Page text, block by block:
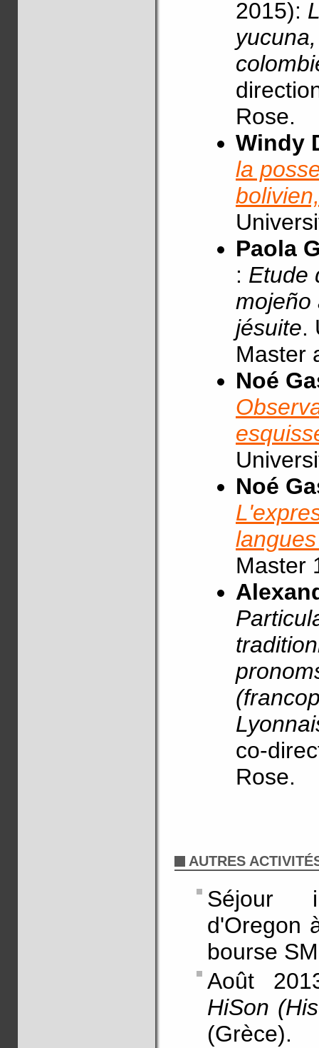
2015):
Rose.
Windy
la
Paola
: Etude
mojeño
jésuite.
Master
Noé
Noé
Master
co-
Rose.
AUTRES
Séjour
d'Oregon
bourse
Août
HiSon
(Grèce).